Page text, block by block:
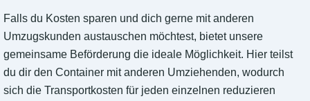
Falls du Kosten sparen und dich gerne mit anderen
Umzugskunden austauschen möchtest, bietet unsere
gemeinsame Beförderung die ideale Möglichkeit. Hier teilst
du dir den Container mit anderen Umziehenden, wodurch
sich die Transportkosten für jeden einzelnen reduzieren